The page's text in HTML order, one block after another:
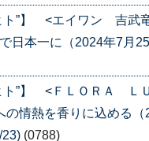
ト”】 <エイワン 吉武
日本一に（2024年7月
ト”】 <ＦＬＯＲＡ Ｌ
情熱を香りに込める（
23) (0788)